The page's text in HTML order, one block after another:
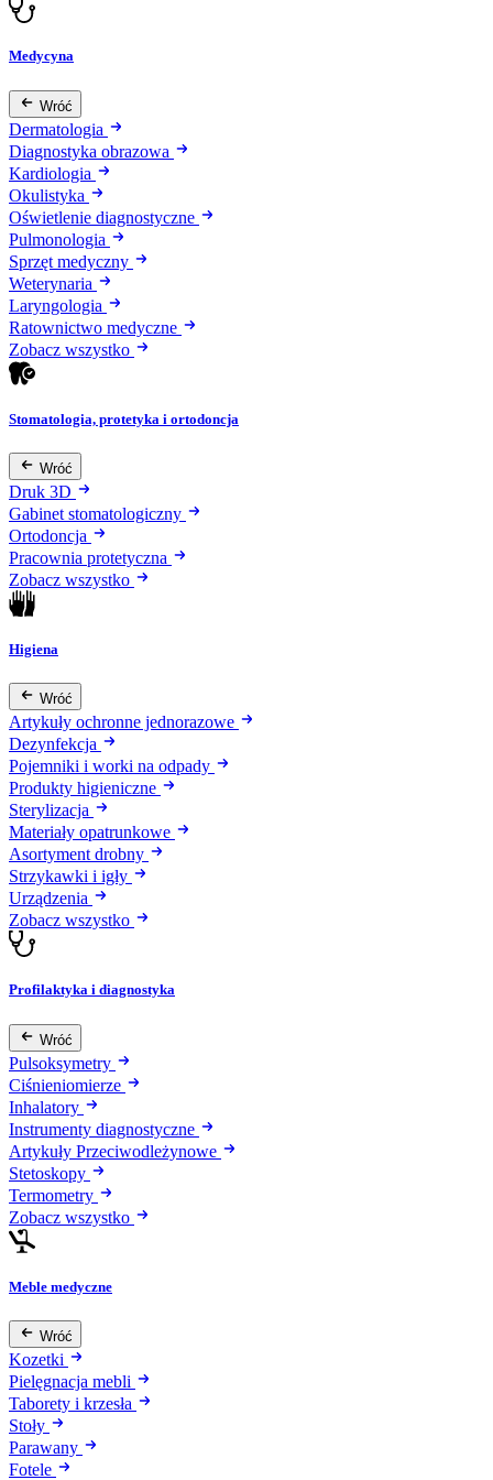
Medycyna
Wróć
Dermatologia
Diagnostyka obrazowa
Kardiologia
Okulistyka
Oświetlenie diagnostyczne
Pulmonologia
Sprzęt medyczny
Weterynaria
Laryngologia
Ratownictwo medyczne
Zobacz wszystko
Stomatologia, protetyka i ortodoncja
Wróć
Druk 3D
Gabinet stomatologiczny
Ortodoncja
Pracownia protetyczna
Zobacz wszystko
Higiena
Wróć
Artykuły ochronne jednorazowe
Dezynfekcja
Pojemniki i worki na odpady
Produkty higieniczne
Sterylizacja
Materiały opatrunkowe
Asortyment drobny
Strzykawki i igły
Urządzenia
Zobacz wszystko
Profilaktyka i diagnostyka
Wróć
Pulsoksymetry
Ciśnieniomierze
Inhalatory
Instrumenty diagnostyczne
Artykuły Przeciwodleżynowe
Stetoskopy
Termometry
Zobacz wszystko
Meble medyczne
Wróć
Kozetki
Pielęgnacja mebli
Taborety i krzesła
Stoły
Parawany
Fotele